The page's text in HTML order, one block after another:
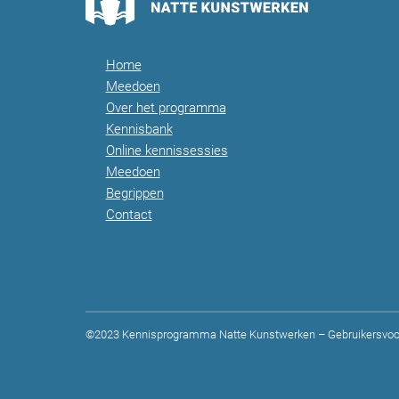
Home
Meedoen
Over het programma
Kennisbank
Online kennissessies
Meedoen
Begrippen
Contact
©2023 Kennisprogramma Natte Kunstwerken –